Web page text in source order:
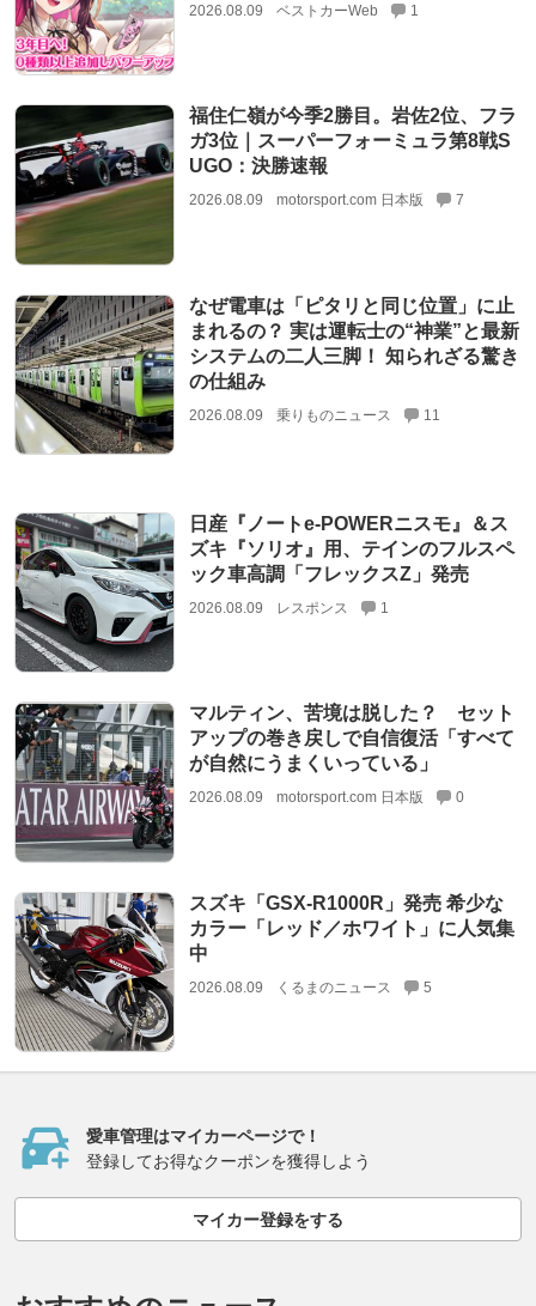
2026.08.09 ベストカーWeb 1
福住仁嶺が今季2勝目。岩佐2位、フラ
ガ3位｜スーパーフォーミュラ第8戦S
UGO：決勝速報
2026.08.09 motorsport.com 日本版 7
なぜ電車は「ピタリと同じ位置」に止
まれるの？ 実は運転士の“神業”と最新
システムの二人三脚！ 知られざる驚き
の仕組み
2026.08.09 乗りものニュース 11
日産『ノートe-POWERニスモ』＆ス
ズキ『ソリオ』用、テインのフルスペ
ック車高調「フレックスZ」発売
2026.08.09 レスポンス 1
マルティン、苦境は脱した？ セット
アップの巻き戻しで自信復活「すべて
が自然にうまくいっている」
2026.08.09 motorsport.com 日本版 0
スズキ「GSX-R1000R」発売 希少な
カラー「レッド／ホワイト」に人気集
中
2026.08.09 くるまのニュース 5
愛車管理はマイカーページで！
登録してお得なクーポンを獲得しよう
マイカー登録をする